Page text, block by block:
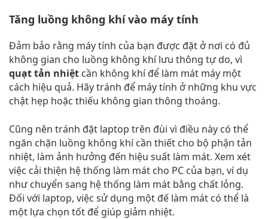
Tăng luồng không khí vào máy tính
Đảm bảo rằng máy tính của bạn được đặt ở nơi có đủ
không gian cho luồng không khí lưu thông tự do, vì
quạt tản nhiệt cần không khí để làm mát máy một
cách hiệu quả. Hãy tránh để máy tính ở những khu vực
chật hẹp hoặc thiếu không gian thông thoáng.
Cũng nên tránh đặt laptop trên đùi vì điều này có thể
ngăn chặn luồng không khí cần thiết cho bộ phận tản
nhiệt, làm ảnh hưởng đến hiệu suất làm mát. Xem xét
việc cải thiện hệ thống làm mát cho PC của bạn, ví dụ
như chuyển sang hệ thống làm mát bằng chất lỏng.
Đối với laptop, việc sử dụng một đế làm mát có thể là
một lựa chọn tốt để giúp giảm nhiệt.